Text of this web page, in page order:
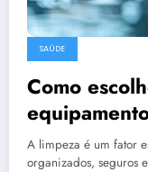
SAÚDE
Como
A limpeza é um fator
organizados, seguros